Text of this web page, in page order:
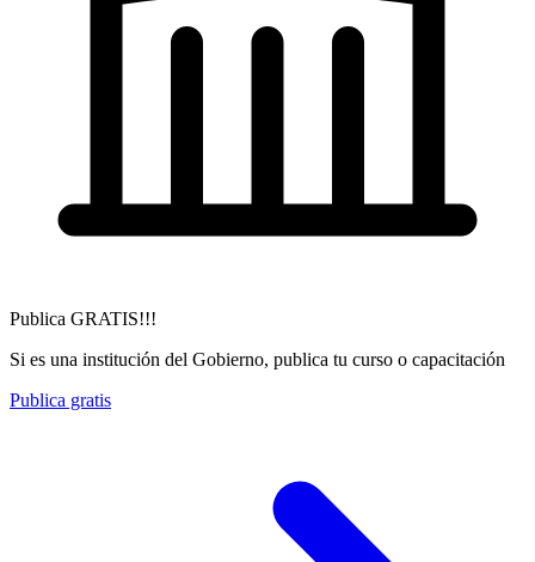
Publica GRATIS!!!
Si es una institución del Gobierno, publica tu curso o capacitación
Publica gratis